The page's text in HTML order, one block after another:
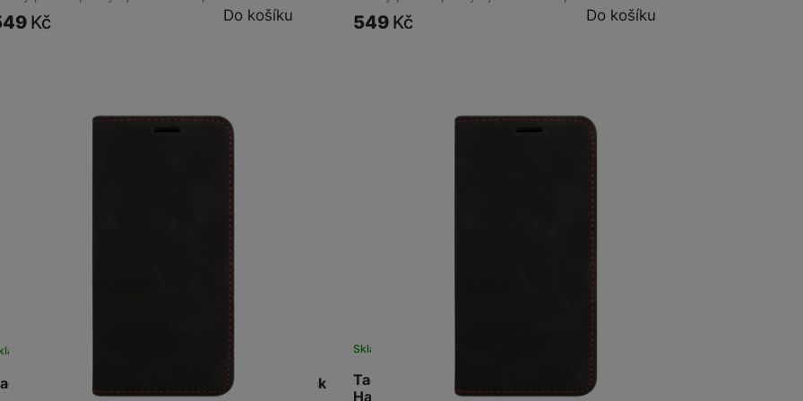
Kč Do košíku 549 Kč Do košíku
Xproof Samsung Galaxy S26 Ultra Black
Tactical Xproof Samsung Galaxy S26+ Black
Hawk
Skladem